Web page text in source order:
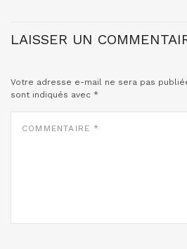
LAISSER UN
Votre adresse e-mail ne sera pas
sont indiqués avec *
COMMENTAIRE